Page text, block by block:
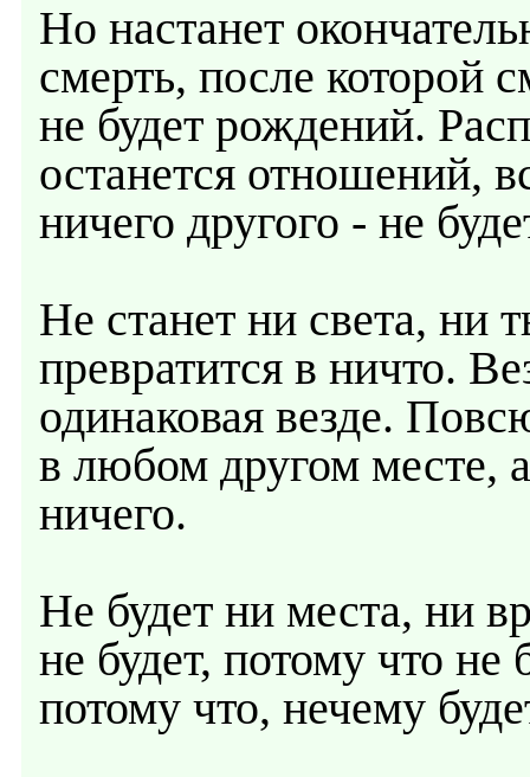
Но настанет
смерть, после которой
не будет рождений.
останется отношений,
ничего другого - не
Не станет ни света, ни
превратится в ничто.
одинаковая везде.
в любом другом месте,
ничего.
Не будет ни места, ни
не будет, потому что
потому что, нечему